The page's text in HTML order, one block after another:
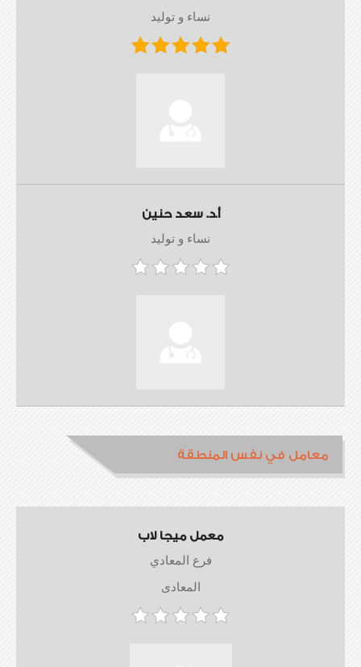
نساء و توليد
أ.د. سعد حنين
نساء و توليد
معامل في نفس المنطقة
معمل ميجا لاب
فرع المعادي
المعادى